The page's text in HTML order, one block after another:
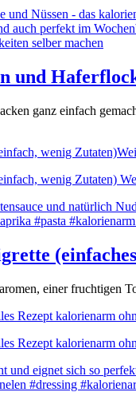
und
ganz einfach
wenig Zutaten)
wenig Zutaten)
einer
Rezept kalorienarm
Rezept kalorienarm